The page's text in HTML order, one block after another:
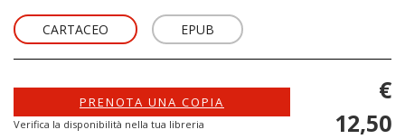
CARTACEO EPUB
PRENOTA UNA COPIA
Verifica la disponibilità nella tua libreria
€
12,50